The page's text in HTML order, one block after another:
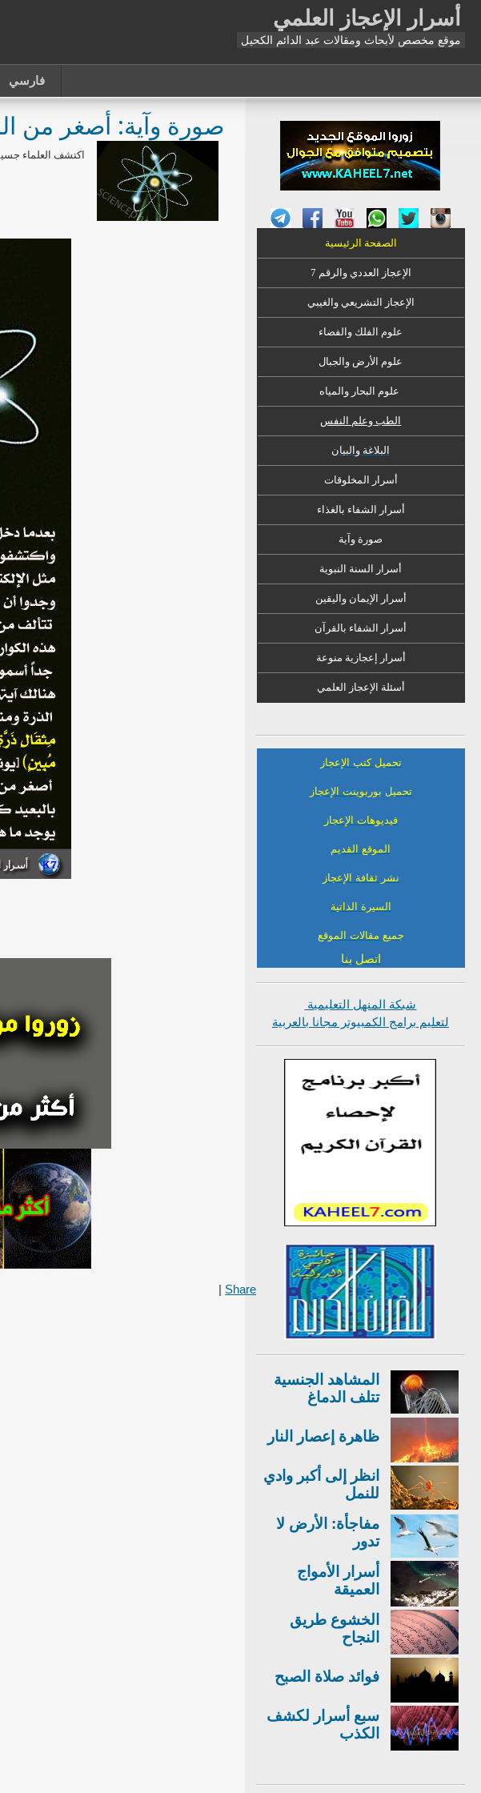
أسرار الإعجاز العلمي
موقع مخصص لأبحاث ومقالات عبد الدائم الكحيل
فارسي
صورة وآية: أصغر من
اكتشف العلماء
Share
|
الصفحة الرئيسية
الإعجاز العددي والرقم 7
الإعجاز التشريعي والغيبي
علوم الفلك والفضاء
علوم الأرض والجبال
علوم البحار والمياه
الطب وعلم النفس
البلاغة والبيان
أسرار المخلوقات
أسرار الشفاء بالغذاء
صورة وآية
أسرار السنة النبوية
أسرار الإيمان واليقين
أسرار الشفاء بالقرآن
أسرار إعجازية منوعة
أسئلة الإعجاز العلمي
تحميل كتب الإعجاز
تحميل بوربوينت الإعجاز
فيديوهات الإعجاز
الموقع القديم
نشر ثقافة الإعجاز
السيرة الذاتية
جميع مقالات الموقع
اتصل بنا
شبكة المنهل التعليمية
لتعليم برامج الكمبيوتر مجانا بالعربية
المشاهد الجنسية
تتلف الدماغ
ظاهرة إعصار النار
انظر إلى أكبر وادي
للنمل
مفاجأة: الأرض لا
تدور
أسرار الأمواج
العميقة
الخشوع طريق
النجاح
فوائد صلاة الصبح
سبع أسرار لكشف
الكذب